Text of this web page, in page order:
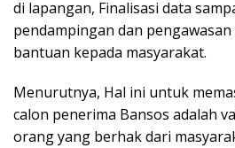
di lapangan, Finalisasi data
pendampingan dan
bantuan kepada masyarakat.
Menurutnya, Hal ini untuk
calon penerima Bansos adalah
orang yang berhak dari